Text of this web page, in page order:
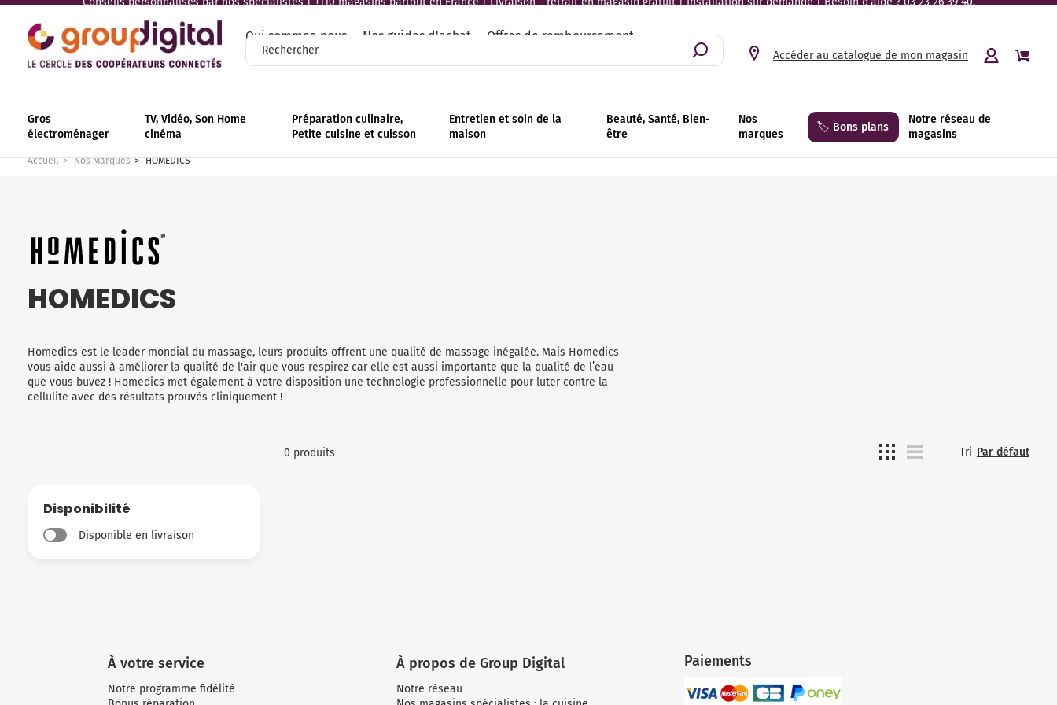
Qui sommes-nous Nos guides d'achat Offres de remboursement
Accéder au catalogue de mon magasin
Gros
électroménager
TV, Vidéo, Son Home
cinéma
Préparation culinaire,
Petite cuisine et cuisson
Entretien et soin de la
maison
Beauté, Santé, Bien-
être
Nos
marques
🏷️ Bons plans
Notre réseau de
magasins
Accueil Nos Marques HOMEDICS
HOMEDICS
Homedics est le leader mondial du massage, leurs produits offrent une qualité de massage inégalée. Mais Homedics
vous aide aussi à améliorer la qualité de l'air que vous respirez car elle est aussi importante que la qualité de l’eau
que vous buvez ! Homedics met également à votre disposition une technologie professionnelle pour luter contre la
cellulite avec des résultats prouvés cliniquement !
Disponibilité
Disponible en livraison
0 produits Tri Par défaut
À votre service
Notre programme fidélité
À propos de Group Digital
Notre réseau
Paiements